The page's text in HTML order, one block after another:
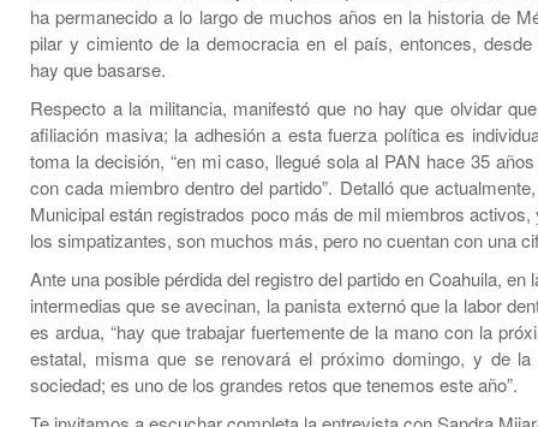
ha permanecido a lo largo de muchos años en la historia de
pilar y cimiento de la democracia en el país, entonces,
hay que basarse.
Respecto a la militancia, manifestó que no hay que olvidar
afiliación masiva; la adhesión a esta fuerza política es
toma la decisión, “en mi caso, llegué sola al PAN hace 35
con cada miembro dentro del partido”. Detalló que
Municipal están registrados poco más de mil miembros activos,
los simpatizantes, son muchos más, pero no cuentan con una
Ante una posible pérdida del registro del partido en Coahuila, en
intermedias que se avecinan, la panista externó que la labor
es ardua, “hay que trabajar fuertemente de la mano con la
estatal, misma que se renovará el próximo domingo, y de
sociedad; es uno de los grandes retos que tenemos este año”.